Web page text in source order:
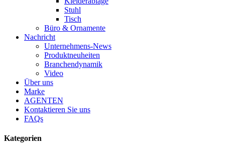
Stuhl
Tisch
Büro & Ornamente
Nachricht
Unternehmens-News
Produktneuheiten
Branchendynamik
Video
Über uns
Marke
AGENTEN
Kontaktieren Sie uns
FAQs
Kategorien